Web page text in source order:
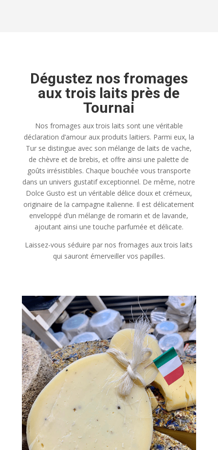
Dégustez nos fromages
aux trois laits près de
Tournai
Nos fromages aux trois laits sont une véritable
déclaration d’amour aux produits laitiers. Parmi eux, la
Tur se distingue avec son mélange de laits de vache,
de chèvre et de brebis, et offre ainsi une palette de
goûts irrésistibles. Chaque bouchée vous transporte
dans un univers gustatif exceptionnel. De même, notre
Dolce Gusto est un véritable délice doux et crémeux,
originaire de la campagne italienne. Il est délicatement
enveloppé d’un mélange de romarin et de lavande,
ajoutant ainsi une touche parfumée et délicate.
Laissez-vous séduire par nos fromages aux trois laits
qui sauront émerveiller vos papilles.